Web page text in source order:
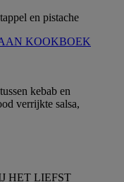
KOOKBOEK
kebab en
verrijkte salsa,
HET LIEFST